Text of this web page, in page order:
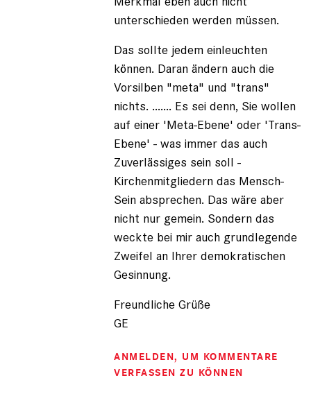
unterschieden werden müssen.
Das sollte jedem einleuchten
können. Daran ändern auch die
Vorsilben "meta" und "trans"
nichts. ....... Es sei denn, Sie wollen
auf einer 'Meta-Ebene' oder 'Trans-
Ebene' - was immer das auch
Zuverlässiges sein soll -
Kirchenmitgliedern das Mensch-
Sein absprechen. Das wäre aber
nicht nur gemein. Sondern das
weckte bei mir auch grundlegende
Zweifel an Ihrer demokratischen
Gesinnung.
Freundliche Grüße
GE
ANMELDEN, UM KOMMENTARE
VERFASSEN ZU KÖNNEN